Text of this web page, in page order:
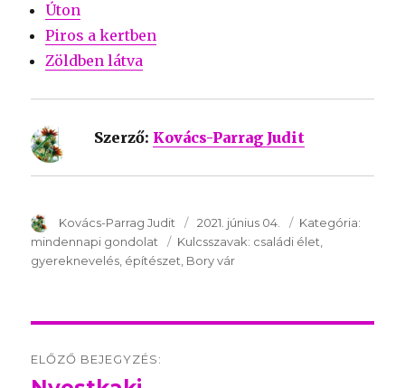
Úton
Piros a kertben
Zöldben látva
Szerző: Kovács-Parrag Judit
SzerzÅ
Kovács-Parrag Judit Közzétéve:
2021. június 04. Kategória:
mindennapi gondolat
Kulcsszavak: Kulcsszavak:
családi élet
gyereknevelés építészet Bory vár
navigation
ELŐZŐ BEJEGYZÉS: